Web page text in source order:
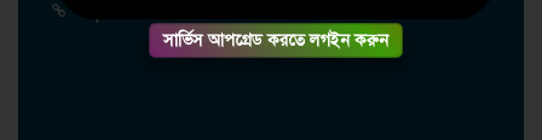
সার্ভিস আপগ্রেড করতে লগইন করুন